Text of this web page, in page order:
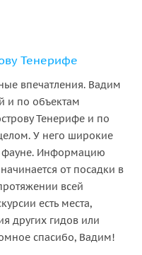
Тенерифе
впечатления. Вадим
и по объектам
Тенерифе и по
У него широкие
фауне. Информацию
от посадки в
всей
есть места,
других гидов или
спасибо, Вадим!